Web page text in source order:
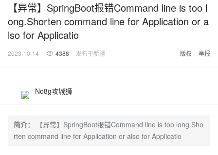
【异常】SpringBoot报错Command line is too l
ong.Shorten command line for Application or a
lso for Applicatio
2023-10-14 4388 发布于新疆 版权 举报
No8g攻城狮
简介：
【异常】SpringBoot报错Command line is too long.Sho
rten command line for Application or also for Applicatio